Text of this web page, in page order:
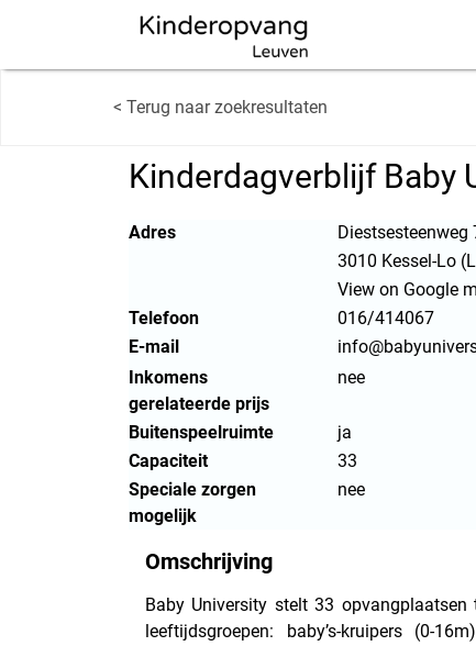
< Terug naar zoekresultaten
Kinderdagverblijf Baby
Adres
Diestsesteenweg
3010 Kessel-Lo
View on Google
Telefoon
016/414067
E-mail
Inkomens
gerelateerde prijs
nee
Buitenspeelruimte
ja
Capaciteit
33
Speciale zorgen
mogelijk
nee
Omschrijving
Baby University stelt 33
leeftijdsgroepen: baby’s-kruipers (0-